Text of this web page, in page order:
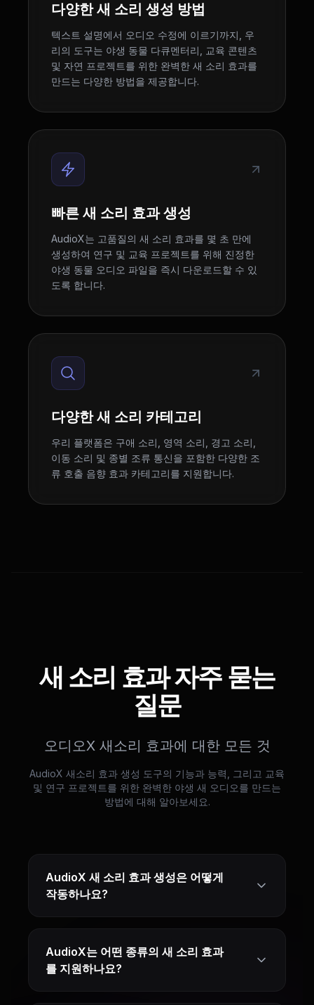
다양한 새 소리 생성 방법
텍스트 설명에서 오디오 수정에 이르기까지, 우
리의 도구는 야생 동물 다큐멘터리, 교육 콘텐츠
및 자연 프로젝트를 위한 완벽한 새 소리 효과를
만드는 다양한 방법을 제공합니다.
빠른 새 소리 효과 생성
AudioX는 고품질의 새 소리 효과를 몇 초 만에
생성하여 연구 및 교육 프로젝트를 위해 진정한
야생 동물 오디오 파일을 즉시 다운로드할 수 있
도록 합니다.
다양한 새 소리 카테고리
우리 플랫폼은 구애 소리, 영역 소리, 경고 소리,
이동 소리 및 종별 조류 통신을 포함한 다양한 조
류 호출 음향 효과 카테고리를 지원합니다.
새 소리 효과 자주 묻는
질문
오디오X 새소리 효과에 대한 모든 것
AudioX 새소리 효과 생성 도구의 기능과 능력, 그리고 교육
및 연구 프로젝트를 위한 완벽한 야생 새 오디오를 만드는
방법에 대해 알아보세요.
AudioX 새 소리 효과 생성은 어떻게
작동하나요?
AudioX는 어떤 종류의 새 소리 효과
를 지원하나요?